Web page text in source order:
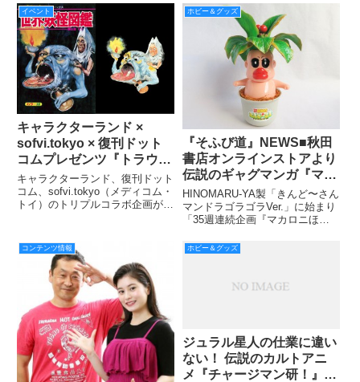
が合体した「スーパーメカゴジ
ラ」のフィギュア
『S.H.MonsterArts スーパーメカ
ゴジラ』の予約受付を開
早くも第12弾！ ９月16日2
イベント
キャラクターランド ×
sofvi.tokyo × 復刊ドット
コムプレゼンツ『トラウマ
妖怪、立体化計画』リクエ
スト投票開始！
キャラクターランド、復刊ドット
コム、sofvi.tokyo（メディコム・
トイ）のトリプルコラボ企画が始
鑑 復刻版』に掲載された妖怪画
からのソフビ化計画が進行中！
両書籍の石原豪人＆
ホビー＆グッズ
『そふび道』NEWS■秋田
書店オンラインストアより
伝説のギャグマンガ『マカ
ロニほうれん荘』アイテム
が大量に到着！
HINOMARU-YA製「きんど〜さん
マンドラゴラゴラVer.」に始まり
「35週連続企画『マカロニほう
再販決定！ そしてほかにも「T
ロニほうれん
コンテンツ情報 ホビー＆グッズ
ジュラル星人の仕業に違い
ない！ 伝説のカルトアニ
メ『チャージマン研！』が